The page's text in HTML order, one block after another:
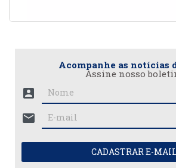
Acompanhe as notícias
Assine nosso
account_box
mail
CADASTRAR E-MAIL